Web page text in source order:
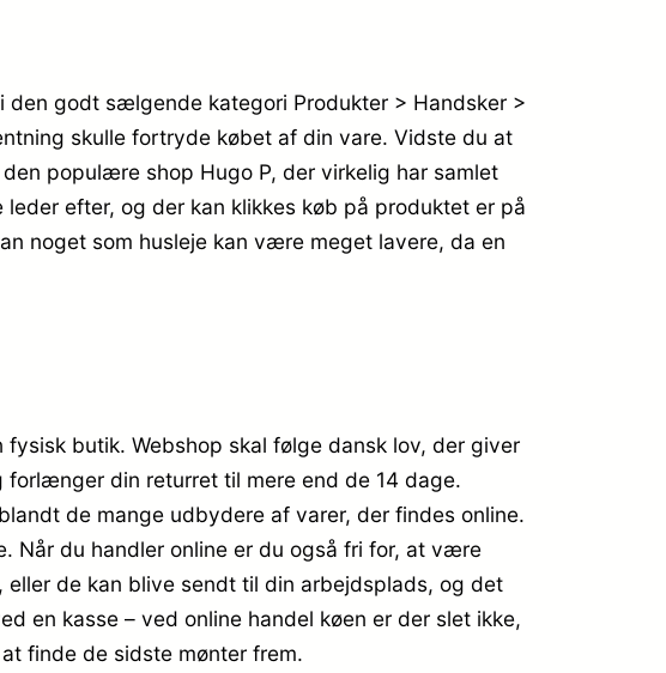
godt sælgende kategori Produkter > Handsker >
skulle fortryde købet af din vare. Vidste du at
populære shop Hugo P, der virkelig har samlet
efter, og der kan klikkes køb på produktet er på
noget som husleje kan være meget lavere, da en
butik. Webshop skal følge dansk lov, der giver
din returret til mere end de 14 dage.
de mange udbydere af varer, der findes online.
Når du handler online er du også fri for, at være
de kan blive sendt til din arbejdsplads, og det
en kasse – ved online handel køen er der slet ikke,
finde de sidste mønter frem.